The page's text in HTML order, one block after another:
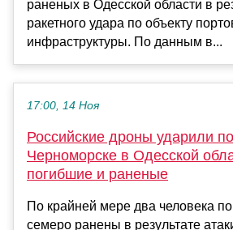
раненых в Одесской области в
ракетного удара по объекту
инфраструктуры. По данным в...
17:00, 14 Ноя
Российские дроны ударили
Черноморске в Одесской
погибшие и раненые
По крайней мере два человека
семеро ранены в результате